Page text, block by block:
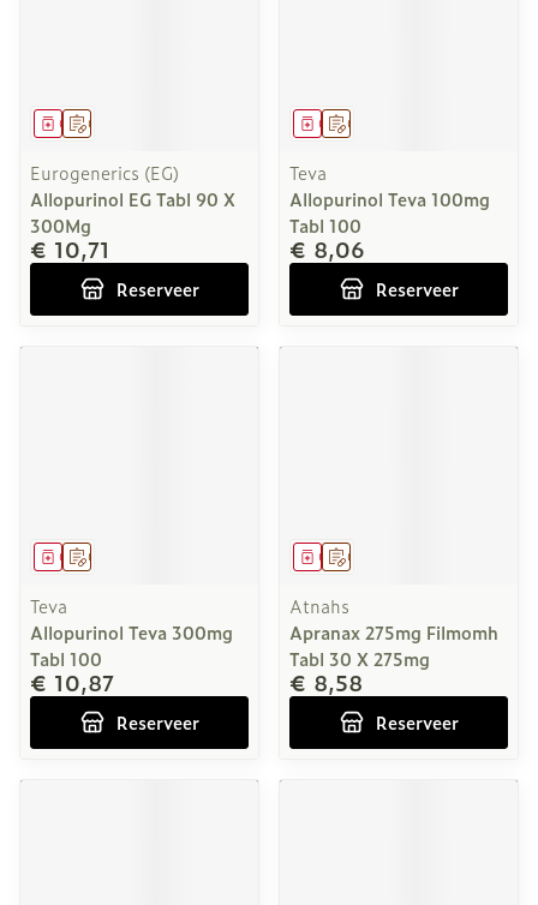
Op voorschrift
Geneesmiddel
Eurogenerics (EG)
Allopurinol EG Tabl 90 X
300Mg
€ 10,71
Reserveer
Op voorschrift
Geneesmiddel
Teva
Allopurinol Teva 100mg
Tabl 100
€ 8,06
Reserveer
Op voorschrift
Geneesmiddel
Teva
Allopurinol Teva 300mg
Tabl 100
€ 10,87
Reserveer
Op voorschrift
Geneesmiddel
Atnahs
Apranax 275mg Filmomh
Tabl 30 X 275mg
€ 8,58
Reserveer